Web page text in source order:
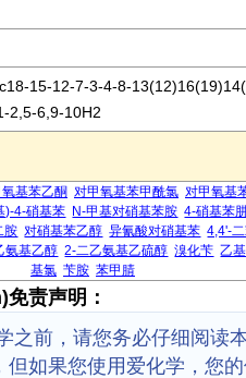
15-12-7-3-4-8-
2,5-6,9-10H2
基苯乙酮 对甲氧基苯甲酰氯 对甲氧基
)-4-硝基苯 N-甲基对硝基苯胺 4-硝基苯
胺 对硝基苯乙醇 异氰酸对硝基苯 4,4'-
氨基乙醇 2-二乙氨基乙硫醇 溴化苄 乙
基氯 苄胺 苯甲腈
责声明：
之前，请您务必仔细阅读
如果您使用爱化学，您